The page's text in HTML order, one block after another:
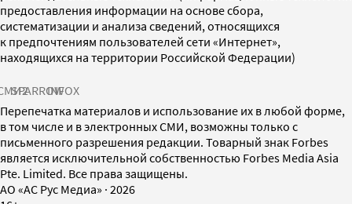
предоставления информации на основе сбора,
систематизации и анализа сведений, относящихся
к предпочтениям пользователей сети «Интернет»,
находящихся на территории Российской Федерации)
SPARROWINFOX
Перепечатка материалов и использование их в любой форме,
в том числе и в электронных СМИ, возможны только с
письменного разрешения редакции. Товарный знак Forbes
является исключительной собственностью Forbes Media Asia
Pte. Limited. Все права защищены.
AO «АС Рус Медиа» · 2026